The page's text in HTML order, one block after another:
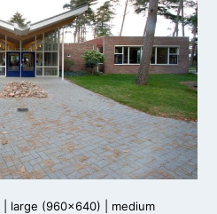
large (960x640)
medium